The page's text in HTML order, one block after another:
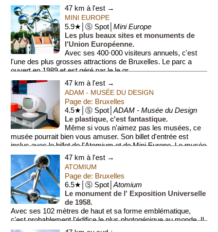
47 km à l'est →
MINI EUROPE
5.9★│Ⓢ Spot│Mini Europe
Les plus beaux sites et monuments de
l'Union Européenne.
Avec ses 400·000 visiteurs annuels, c'est
l'une des plus grosses attractions de Bruxelles. Le parc a
ouvert en 1989 et est géré par le le gr...
47 km à l'est →
ADAM - MUSÉE DU DESIGN
Page de: Bruxelles
4.5★│Ⓢ Spot│ADAM - Musée du Design
Le plastique, c'est fantastique.
Même si vous n'aimez pas les musées, ce
musée pourrait bien vous amuser. Son billet d'entrée est
inclus avec le billet de l'Atomium et de Mini Europe. Le musée
vous ...
47 km à l'est →
ATOMIUM
Page de: Bruxelles
6.5★│Ⓢ Spot│Atomium
Le monument de l' Exposition Universelle
de 1958.
Avec ses 102 mètres de haut et sa forme emblématique,
c'est probablement l'édifice le plus photogénique au monde. Il
représente une molécule de cris...